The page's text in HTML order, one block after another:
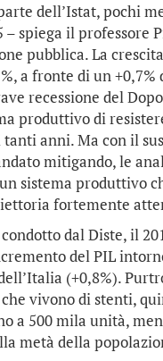
dell’Istat, pochi
– spiega il professore
pubblica. La
a fronte di un
recessione del
produttivo di
anni. Ma con il
mitigando, le
sistema produttivo
fortemente
dal Diste, il
del PIL
(+0,8%).
vivono di stenti,
a 500 mila unità,
metà della